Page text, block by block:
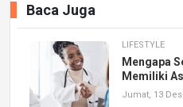
Baca Juga
LIFESTYLE
Mengapa
Memiliki
Jumat, 13